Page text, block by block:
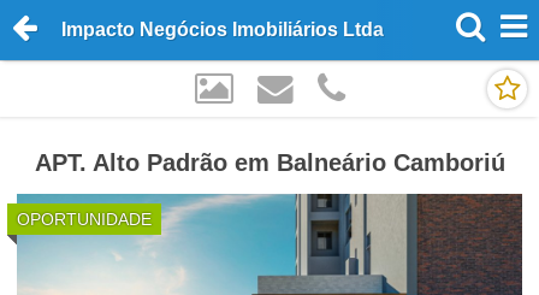
Impacto Negócios Imobiliários Ltda
APT. Alto Padrão em Balneário Camboriú
OPORTUNIDADE